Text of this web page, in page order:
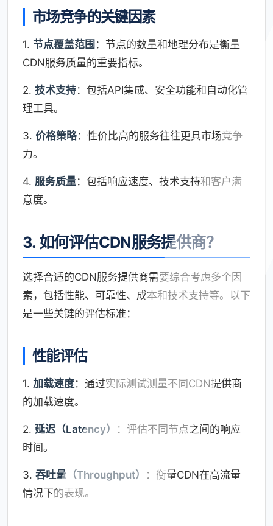
市场竞争的关键因素
1. 节点覆盖范围 ：节点的数量和地理分布是衡量
CDN服务质量的重要指标。
2. 技术支持：包括API集成、安全功能和自动化管
理工具。
3. 价格策略：性价比高的服务往往更具市场竞争
力。
4. 服务质量：包括响应速度、技术支持和客户满
意度。
3. 如何评估CDN服务提供商？
选择合适的CDN服务提供商需要综合考虑多个因
素，包括性能、可靠性、成本和技术支持等。以下
是一些关键的评估标准：
性能评估
1. 加载速度：通过实际测试测量不同CDN提供商
的加载速度。
2. 延迟（Latency）
：评估不同节点之间的响应
时间。
3. 吞吐量（Throughput）
：衡量CDN在高流量
情况下的表现。